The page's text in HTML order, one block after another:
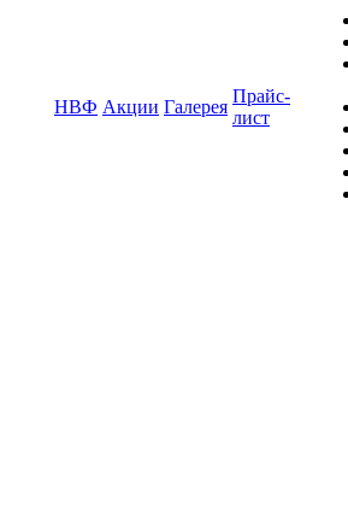
НВФ Акции Галерея
Прайс-
лист